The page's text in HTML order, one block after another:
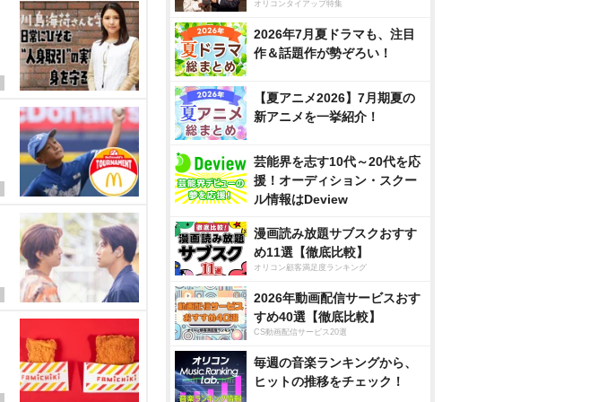
オリコンタイアップ特集
2026年7月夏ドラマも、注目
作＆話題作が勢ぞろい！
【夏アニメ2026】7月期夏の
新アニメを一挙紹介！
芸能界を志す10代～20代を応
援！オーディション・スクー
ル情報はDeview
漫画読み放題サブスクおすす
め11選【徹底比較】
オリコン顧客満足度ランキング
2026年動画配信サービスおす
すめ40選【徹底比較】
CS動画配信サービス20選
毎週の音楽ランキングから、
ヒットの推移をチェック！